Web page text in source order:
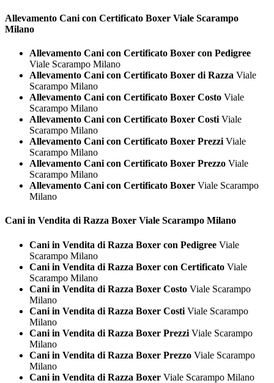
Allevamento Cani con Certificato Boxer Viale Scarampo
Milano
Allevamento Cani con Certificato Boxer con Pedigree
Viale Scarampo Milano
Allevamento Cani con Certificato Boxer di Razza Viale
Scarampo Milano
Allevamento Cani con Certificato Boxer Costo Viale
Scarampo Milano
Allevamento Cani con Certificato Boxer Costi Viale
Scarampo Milano
Allevamento Cani con Certificato Boxer Prezzi Viale
Scarampo Milano
Allevamento Cani con Certificato Boxer Prezzo Viale
Scarampo Milano
Allevamento Cani con Certificato Boxer Viale Scarampo
Milano
Cani in Vendita di Razza Boxer Viale Scarampo Milano
Cani in Vendita di Razza Boxer con Pedigree Viale
Scarampo Milano
Cani in Vendita di Razza Boxer con Certificato Viale
Scarampo Milano
Cani in Vendita di Razza Boxer Costo Viale Scarampo
Milano
Cani in Vendita di Razza Boxer Costi Viale Scarampo
Milano
Cani in Vendita di Razza Boxer Prezzi Viale Scarampo
Milano
Cani in Vendita di Razza Boxer Prezzo Viale Scarampo
Milano
Cani in Vendita di Razza Boxer Viale Scarampo Milano